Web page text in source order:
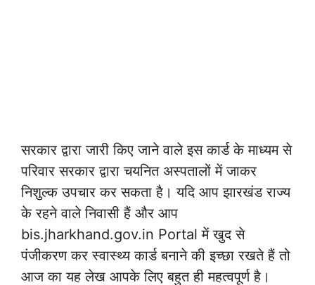
सरकार द्वारा जारी किए जाने वाले इस कार्ड के माध्यम से
परिवार सरकार द्वारा चयनित अस्पतालों में जाकर
निशुल्क उपचार कर सकता है। यदि आप झारखंड राज्य
के रहने वाले निवासी हैं और आप
bis.jharkhand.gov.in Portal में खुद से
पंजीकरण कर स्वास्थ्य कार्ड बनाने की इच्छा रखते हैं तो
आज का यह लेख आपके लिए बहुत ही महत्वपूर्ण है।